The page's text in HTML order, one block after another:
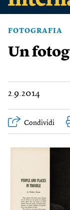
FOTOGRAFIA
Un
2.9.2014
Condividi